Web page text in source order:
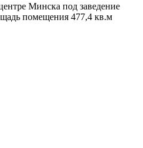
Минска под заведение
помещения 477,4 кв.м